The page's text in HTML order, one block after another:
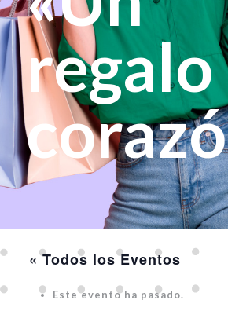
regalo
« Todos los Eventos
Este evento ha pasado.